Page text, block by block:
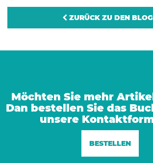
ZURÜCK ZU DEN
Möchten Sie mehr
Dan bestellen Sie das
unsere
BESTELLEN